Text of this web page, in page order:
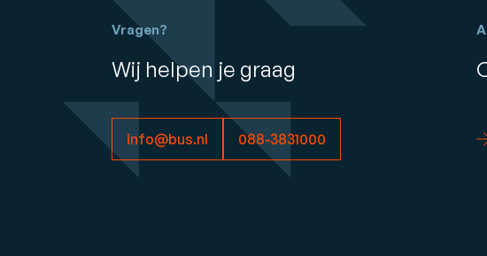
Vragen?
Wij helpen je graag
info@bus.nl 088-3831000